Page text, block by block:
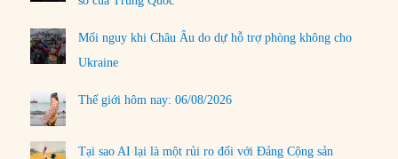
Mối nguy khi Châu Âu do dự hỗ trợ phòng không cho
Ukraine
Thế giới hôm nay: 06/08/2026
Tại sao AI lại là một rủi ro đối với Đảng Cộng sản